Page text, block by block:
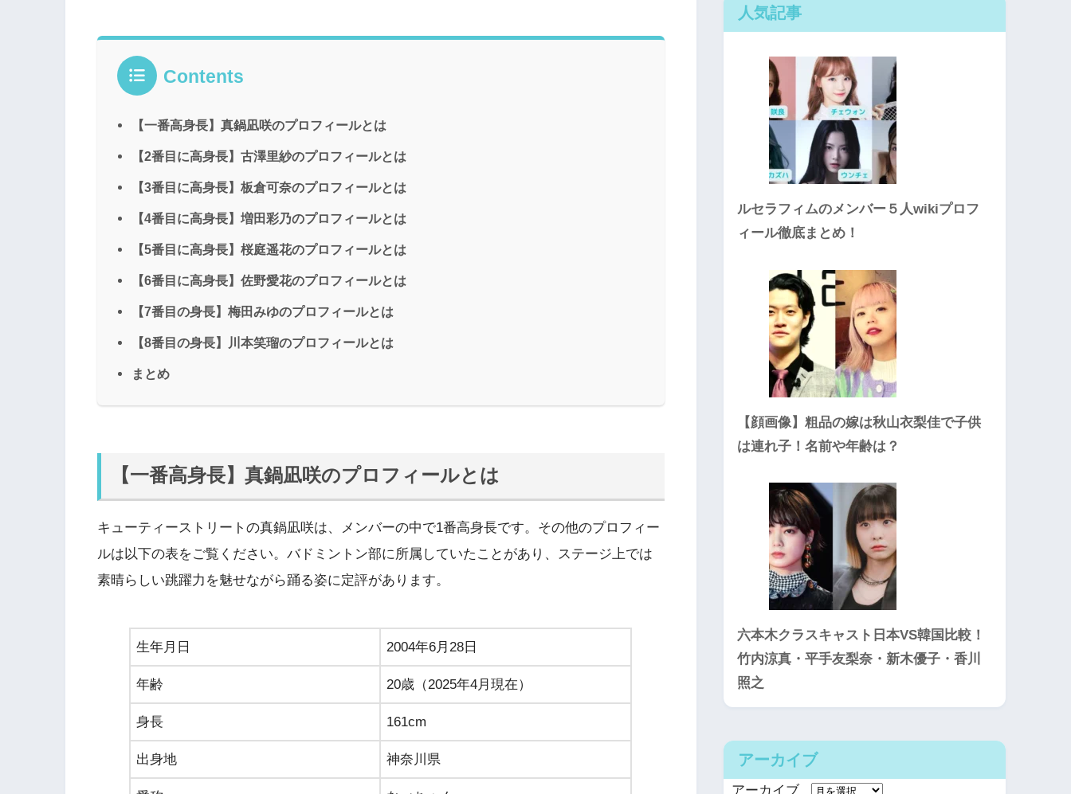
Contents
【一番高身長】真鍋凪咲のプロフィールとは
【2番目に高身長】古澤里紗のプロフィールとは
【3番目に高身長】板倉可奈のプロフィールとは
【4番目に高身長】増田彩乃のプロフィールとは
【5番目に高身長】桜庭遥花のプロフィールとは
【6番目に高身長】佐野愛花のプロフィールとは
【7番目の身長】梅田みゆのプロフィールとは
【8番目の身長】川本笑瑠のプロフィールとは
まとめ
【一番高身長】真鍋凪咲のプロフィールとは
キューティーストリートの真鍋凪咲は、メンバーの中で1番高身長です。その他のプロフィー
ルは以下の表をご覧ください。バドミントン部に所属していたことがあり、ステージ上では
素晴らしい跳躍力を魅せながら踊る姿に定評があります。
生年月日 2004年6月28日
年齢 20歳（2025年4月現在）
身長 161cm
出身地 神奈川県
人気記事
ルセラフィムのメンバー５人wikiプロフ
ィール徹底まとめ！
【顔画像】粗品の嫁は秋山衣梨佳で子供
は連れ子！名前や年齢は？
六本木クラスキャスト日本VS韓国比較！
竹内涼真・平手友梨奈・新木優子・香川
照之
アーカイブ
アーカイブ